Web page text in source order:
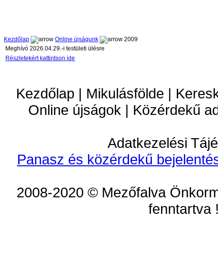
Kezdőlap Online újságunk
2009
Meghívó 2026.04.29.-i testületi ülésre
Részletekért kattintson ide
Kezdőlap | Mikulásfölde |
Online újságok | Közérdekű
Adatkezelési
Panasz és közérdekű
2008-2020 © Mezőfalva
fenntartva